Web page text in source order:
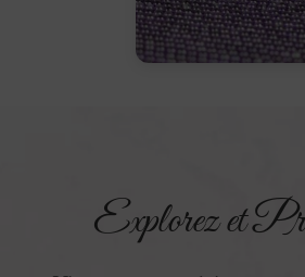
Explorez et